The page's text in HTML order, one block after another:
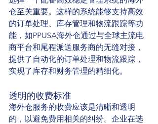
仓至关重要。这样的系统能够支持高效
的订单处理、库存管理和物流跟踪等功
能，如PPUSA海外仓通过与全球主流电
商平台和尾程派送服务商的无缝对接，
提供了自动化的订单处理和物流跟踪，
实现了库存和财务管理的精细化。
透明的收费标准
海外仓服务的收费应该是清晰和透明
的，以避免费用相关的纠纷。企业在选